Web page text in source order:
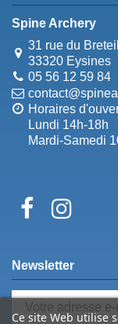
Spine Archery
31 rue du Breteil
33320 Eysines
05 56 12 59 84
Horaires
Lundi 14h-18h
Mardi-Samedi
Ce site Web utilise
Newsletter